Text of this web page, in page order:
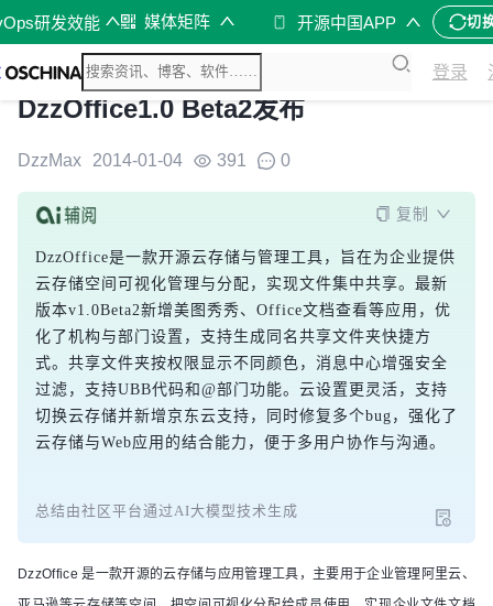
研发效能 媒体矩阵 开源中国APP 切
登录
DzzOffice1.0 Beta2发布
DzzMax 2014-01-04 391 0
复制
DzzOffice是一款开源云存储与管理工具，旨在为企业提供
云存储空间可视化管理与分配，实现文件集中共享。最新
版本v1.0Beta2新增美图秀秀、Office文档查看等应用，优
化了机构与部门设置，支持生成同名共享文件夹快捷方
式。共享文件夹按权限显示不同颜色，消息中心增强安全
过滤，支持UBB代码和@部门功能。云设置更灵活，支持
切换云存储并新增京东云支持，同时修复多个bug，强化了
云存储与Web应用的结合能力，便于多用户协作与沟通。
总结由社区平台通过AI大模型技术生成
DzzOffice 是一款开源的云存储与应用管理工具，主要用于企业管理阿里云、